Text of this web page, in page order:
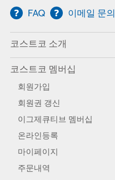
FAQ 이메일 문의
코스트코 소개
코스트코 멤버십
회원가입
회원권 갱신
이그제큐티브 멤버십
온라인등록
마이페이지
주문내역